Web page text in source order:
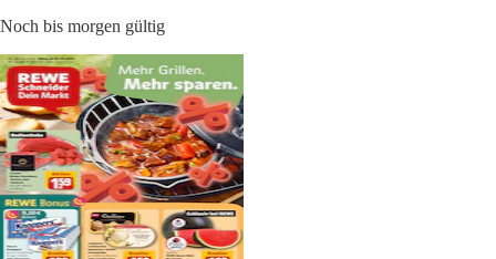
Noch bis morgen gültig